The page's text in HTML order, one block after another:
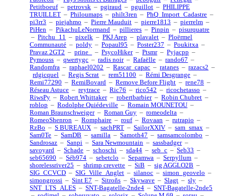
Petitboeuf–petrovsk –pgiraud –pguillot –PHILIPPE
TRUILLET –Philoumaps –philt3ren –PhQ_Import_Cadastre –
pi3rr3 –piejahmo –Pierre Mauduit –pierre1813 –pierrelm –
PiHen –PikachuLeNormand –pillieres –Pinpin –pisurquatre
–Pitchu_11 –pixelk –PKJ Arep –plavalet –Ploërmel
Communauté –poldy –Popaul95 –Poster237 –Poukitxa –
Pravaz 2GT2 –prine_ –PsycoHiker–Ptsmr–Pyjacpp –
Pymouss –qwertygc –radis noir–Rafaëlle –rando67 –
Randomfra –raphael0202 –Rascar_capac –ratanes –razacs2 –
rdgicquel –Regis Scrat –rem51100 –Rémi Desgrange –
Remi77290 –RemiBovard –Remove Before Flight –rene78 –
Réseau Astuce –reytrace –Ric76 –rico542 –ricochetasso –
RiwsPy –Robert Whittaker–robertbarbier–Robin Chubret –
roblop –Rodolphe Quiédeville –Romain MOUNETOU –
Roman Braunschweiger–Roman Guy –romeodelta –
RomeoShenron –Romphaire –rouf–Rovааn –rutrapio –
RzBo –S BUREAUX –sachPRT –SailorXXIV –sam_smax –
Sam0Te –SamDB –samilla –Samoth47 –samsamcolombo –
Sandrosaz –Sanpi –Sara Newmountain –sassbadger–
savoyard –Schade –schoschi –sda44 –seb_c –Seb33 –
seb65690 –Séb974 –sebetclo –Sepamwa –Serpyllum –
shorelessriver25 –shrimp crevette –SiB –sig AGGLO2B –
SIG_CCVCD –SIG_Ville_Anglet –silanoc –simon_geovelo –
simongrossi –Sint E7 –Sitroñs –Skywave –Slagt –sly –
SNT_LTS_ALES –SNT-Bagatelle-2nde4 –SNT-Bagatelle-2nde5